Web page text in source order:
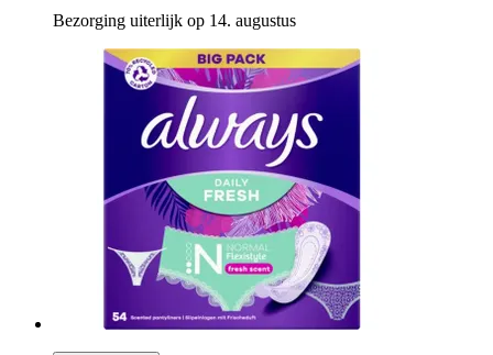
Bezorging uiterlijk op 14. augustus